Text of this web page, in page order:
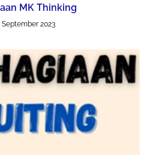
MK Thinking
September 2023